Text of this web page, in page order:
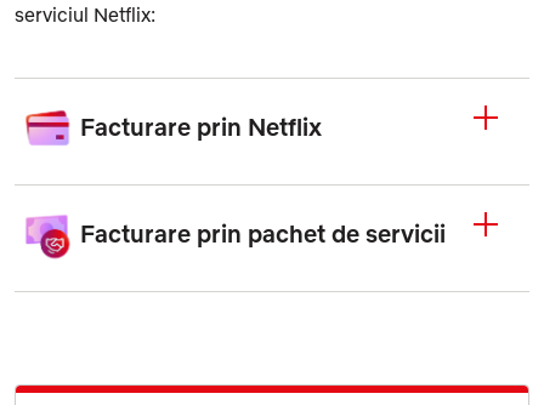
serviciul Netflix:
Facturare prin Netflix
Facturare prin pachet de servicii